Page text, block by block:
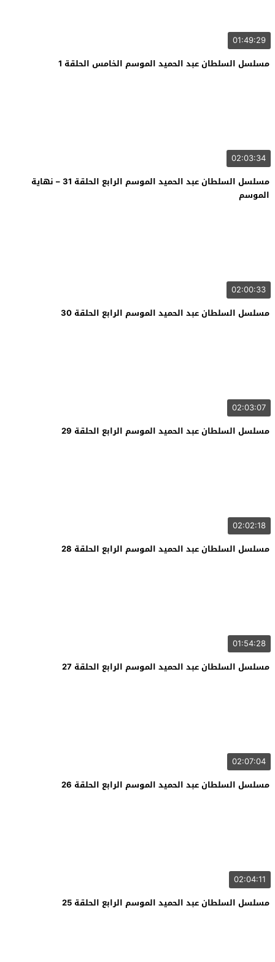
01:49:29
مسلسل السلطان عبد الحميد الموسم الخامس الحلقة 1
02:03:34
مسلسل السلطان عبد الحميد الموسم الرابع الحلقة 31 – نهاية
الموسم
02:00:33
مسلسل السلطان عبد الحميد الموسم الرابع الحلقة 30
02:03:07
مسلسل السلطان عبد الحميد الموسم الرابع الحلقة 29
02:02:18
مسلسل السلطان عبد الحميد الموسم الرابع الحلقة 28
01:54:28
مسلسل السلطان عبد الحميد الموسم الرابع الحلقة 27
02:07:04
مسلسل السلطان عبد الحميد الموسم الرابع الحلقة 26
02:04:11
مسلسل السلطان عبد الحميد الموسم الرابع الحلقة 25